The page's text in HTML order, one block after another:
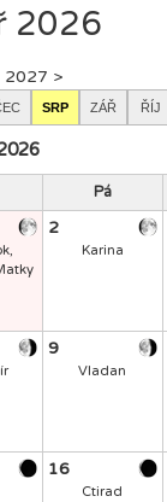
2026
2027 >
SRP ZÁŘ ŘÍJ
Pá
2
Karina
9
Vladan
16
Ctirad